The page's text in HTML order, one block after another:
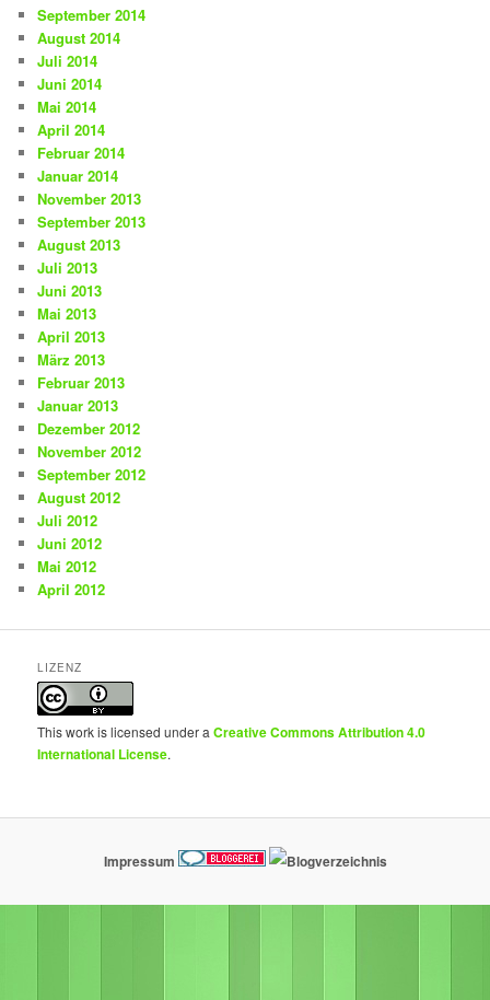
September 2014
August 2014
Juli 2014
Juni 2014
Mai 2014
April 2014
Februar 2014
Januar 2014
November 2013
September 2013
August 2013
Juli 2013
Juni 2013
Mai 2013
April 2013
März 2013
Februar 2013
Januar 2013
Dezember 2012
November 2012
September 2012
August 2012
Juli 2012
Juni 2012
Mai 2012
April 2012
LIZENZ
This work is licensed under aCreative Commons Attribution 4.0
International License.
Impressum